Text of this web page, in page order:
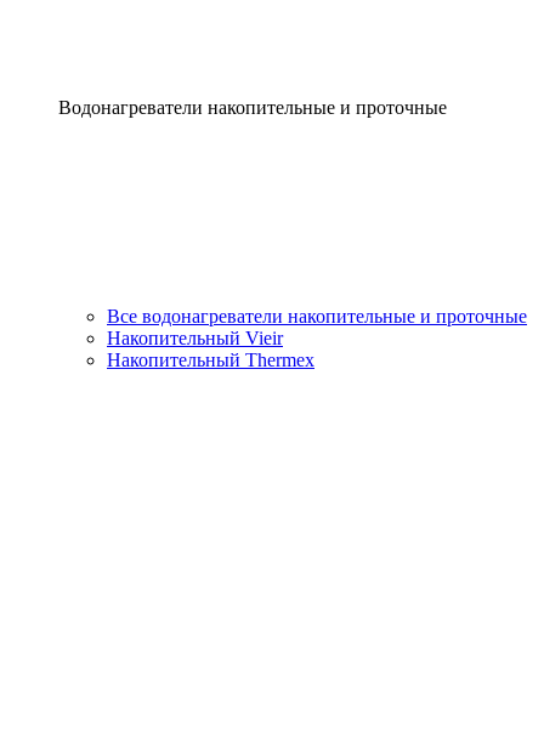
Водонагреватели накопительные и проточные
Все водонагреватели накопительные и проточные
Накопительный Vieir
Накопительный Thermex